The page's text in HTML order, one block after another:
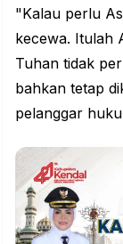
"Kalau perlu
kecewa. Itulah
Tuhan tidak
bahkan tetap
pelanggar